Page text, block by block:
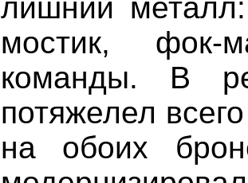
лишний
мостик, фок-
команды. В
потяжелел
на обоих